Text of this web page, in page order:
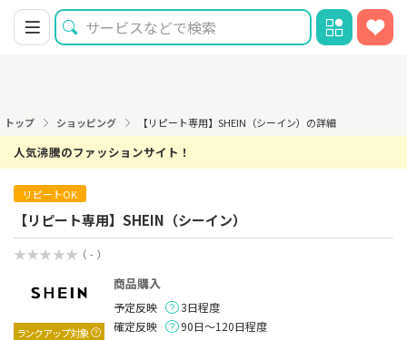
トップ ショッピング 【リピート専用】SHEIN（シーイン）の詳細
人気沸騰のファッションサイト！
リピートOK
【リピート専用】SHEIN（シーイン）
（ - ）
ランクアップ対象
商品購入
予定反映
3日程度
確定反映
90日～120日程度